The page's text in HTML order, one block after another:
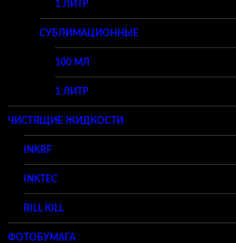
1 ЛИТР
СУБЛИМАЦИОННЫЕ
100 МЛ
1 ЛИТР
ЧИСТЯЩИЕ ЖИДКОСТИ
INKRF
INKTEC
BILL KILL
ФОТОБУМАГА